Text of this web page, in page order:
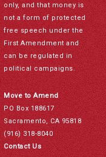
only, and that money is
not a form of protected
free speech under the
First Amendment and
can be regulated in
political campaigns.
Move to Amend
PO Box 188617
Sacramento, CA 95818
(916) 318-8040
Contact Us